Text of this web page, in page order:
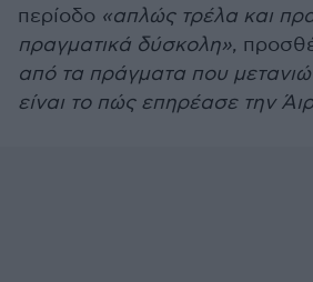
περίοδο «απλώς τρέλα και
πραγματικά δύσκολη»,
από τα πράγματα που
είναι το πώς επηρέασε την